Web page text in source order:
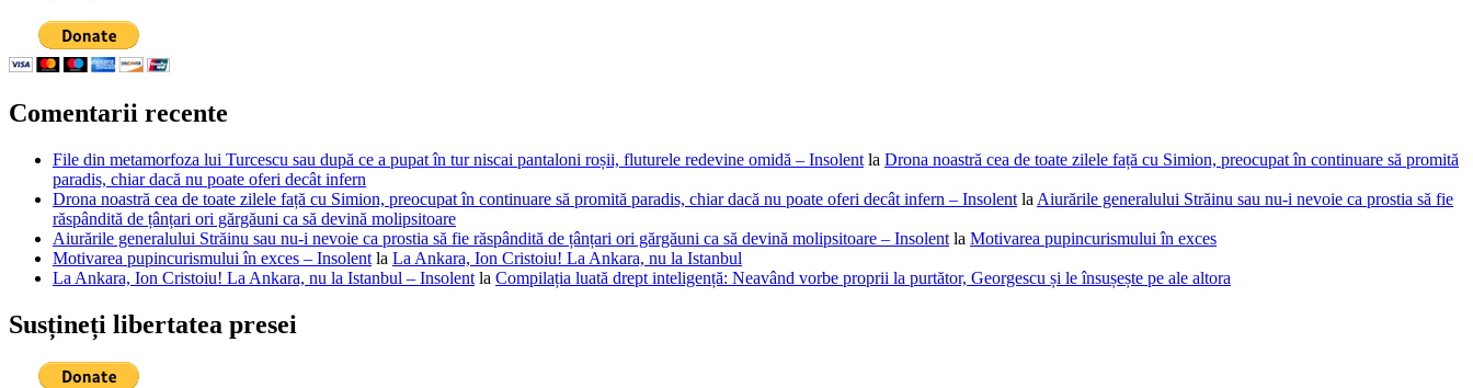
Comentarii recente
File din metamorfoza lui Turcescu sau după ce a pupat în tur niscai pantaloni roșii, fluturele redevine omidă – Insolent la Drona noastră cea de toate zilele față cu Simion, preocupat în continuare să promită
paradis, chiar dacă nu poate oferi decât infern
Drona noastră cea de toate zilele față cu Simion, preocupat în continuare să promită paradis, chiar dacă nu poate oferi decât infern – Insolent la Aiurările generalului Străinu sau nu-i nevoie ca prostia să fie
răspândită de țânțari ori gărgăuni ca să devină molipsitoare
Aiurările generalului Străinu sau nu-i nevoie ca prostia să fie răspândită de țânțari ori gărgăuni ca să devină molipsitoare – Insolent la Motivarea pupincurismului în exces
Motivarea pupincurismului în exces – Insolent la La Ankara, Ion Cristoiu! La Ankara, nu la Istanbul
La Ankara, Ion Cristoiu! La Ankara, nu la Istanbul – Insolent la Compilația luată drept inteligență: Neavând vorbe proprii la purtător, Georgescu și le însușește pe ale altora
Susțineți libertatea presei